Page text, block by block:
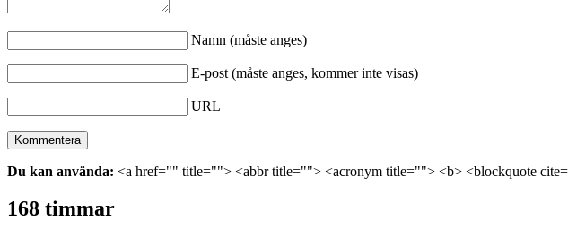
Namn (måste anges)
E-post (måste anges, kommer inte visas)
URL
Du kan använda: <a href="" title=""> <abbr title=""> <acronym title=""> <b> <blockquote
168 timmar